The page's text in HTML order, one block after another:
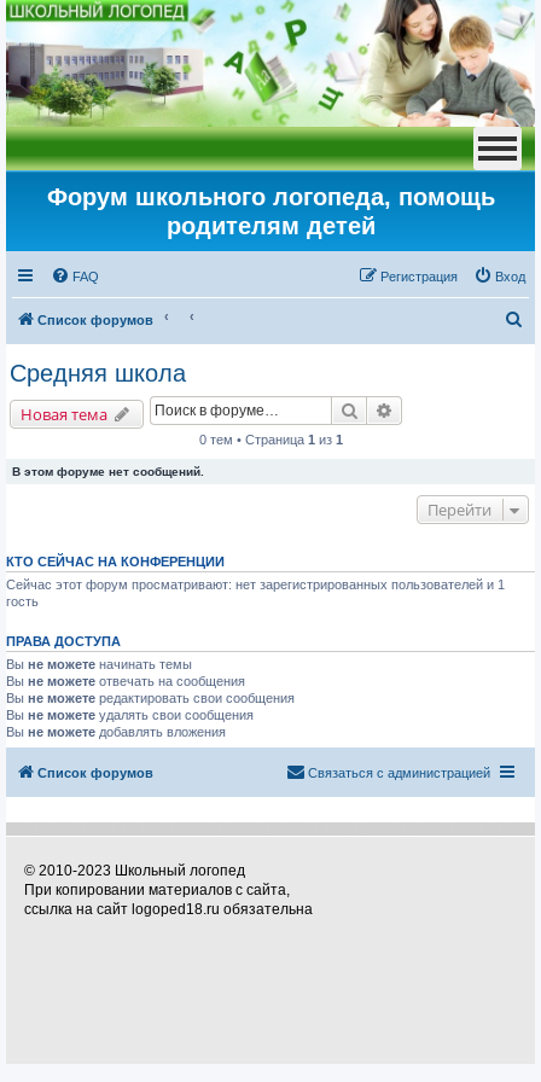
Форум школьного логопеда, помощь
родителям детей
FAQ Вход
Регистрация
Список форумов
о
Средняя школа
Новая тема Поиск
0 тем • Страница 1 из 1
В этом форуме нет сообщений.
Перейти
КТО СЕЙЧАС НА КОНФЕРЕНЦИИ
Сейчас этот форум просматривают: нет зарегистрированных пользователей и 1
гость
ПРАВА ДОСТУПА
Вы не можете начинать темы
Вы не можете отвечать на сообщения
Вы не можете редактировать свои сообщения
Вы не можете удалять свои сообщения
Вы не можете добавлять вложения
Список форумов Связаться с администрацией
© 2010-2023 Школьный логопед
При копировании материалов с сайта,
ссылка на сайт logoped18.ru обязательна